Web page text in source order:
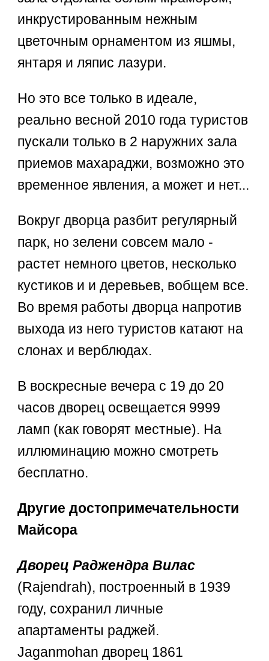
инкрустированным нежным
цветочным орнаментом из яшмы,
янтаря и ляпис лазури.
Но это все только в идеале,
реально весной 2010 года туристов
пускали только в 2 наружних зала
приемов махараджи, возможно это
временное явления, а может и нет...
Вокруг дворца разбит регулярный
парк, но зелени совсем мало -
растет немного цветов, несколько
кустиков и и деревьев, вобщем все.
Во время работы дворца напротив
выхода из него туристов катают на
слонах и верблюдах.
В воскресные вечера с 19 до 20
часов дворец освещается 9999
ламп (как говорят местные). На
иллюминацию можно смотреть
бесплатно.
Другие достопримечательности
Майсора
Дворец Раджендра Вилас
(Rajendrah), построенный в 1939
году, сохранил личные
апартаменты раджей.
Jaganmohan дворец 1861